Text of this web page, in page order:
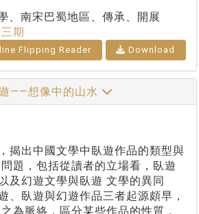
、南宋巴蜀地區、傳承、開展
期
Flipping Reader Download
——想像中的山水
揭出中國文學中臥遊作品的類型與
題，包括從讀者的立場看，臥遊
及幻遊文學與臥遊 文學的異同
、臥遊與幻遊作品三者起源頗早，
為脈絡，區分某些作品的性質，